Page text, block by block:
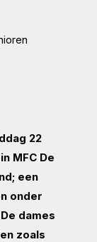
22
MFC De
een
onder
dames
zoals